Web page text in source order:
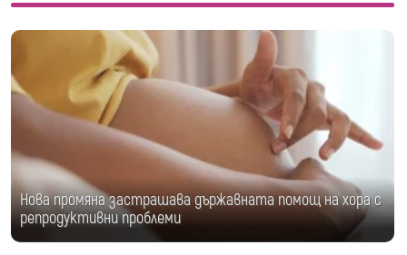
Нова промяна застрашава държавната помощ на хора с
репродуктивни проблеми